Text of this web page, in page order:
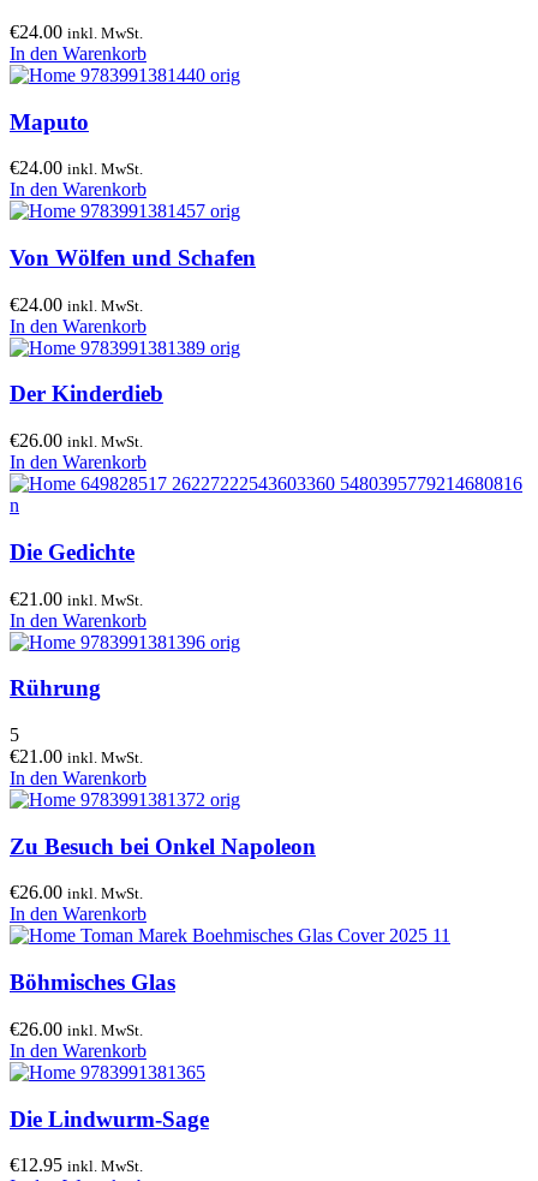
€24.00 inkl. MwSt.
In den Warenkorb
Maputo
€24.00 inkl. MwSt.
In den Warenkorb
Von Wölfen und Schafen
€24.00 inkl. MwSt.
In den Warenkorb
Der Kinderdieb
€26.00 inkl. MwSt.
In den Warenkorb
Die Gedichte
€21.00 inkl. MwSt.
In den Warenkorb
Rührung
5
€21.00 inkl. MwSt.
In den Warenkorb
Zu Besuch bei Onkel Napoleon
€26.00 inkl. MwSt.
In den Warenkorb
Böhmisches Glas
€26.00 inkl. MwSt.
In den Warenkorb
Die Lindwurm-Sage
€12.95 inkl. MwSt.